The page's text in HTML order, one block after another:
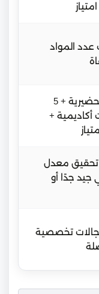
المواد
سنة تحضيرية + 5
أكاديمية +
تحقيق معدل
جيد جدًا أو
تخصصية